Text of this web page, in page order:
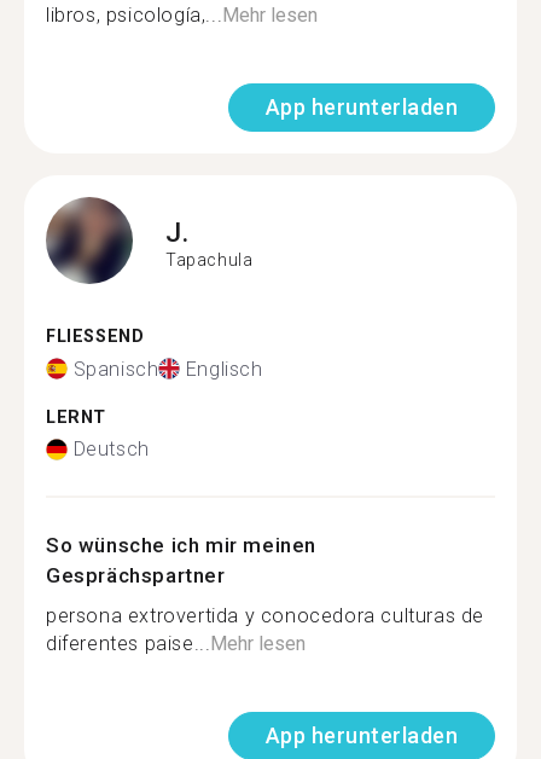
libros, psicología,...Mehr lesen
App herunterladen
J.
Tapachula
FLIESSEND
Spanisch Englisch
LERNT
Deutsch
So wünsche ich mir meinen
Gesprächspartner
persona extrovertida y conocedora culturas de
diferentes paise...Mehr lesen
App herunterladen